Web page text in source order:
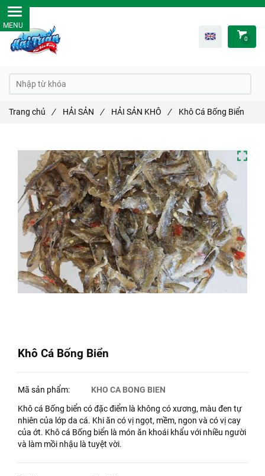
Khô Cá Bống Biển
Mã sản phẩm:
KHO CA BONG BIEN
Khô cá Bống biển có đặc điểm là không có xương, màu đen tự
nhiên của lớp da cá. Khi ăn có vị ngọt, mềm, ngon và có vị cay
của ớt. Khô cá Bống biển là món ăn khoái khẩu với nhiều người
và làm mồi nhậu là tuyệt vời.
Trang chủ / HẢI SẢN / HẢI SẢN KHÔ / Khô Cá Bống Biển
0